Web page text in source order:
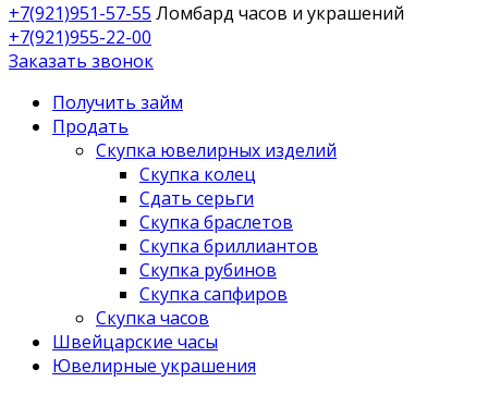
+7(921)951-57-55 Ломбард часов и украшений
+7(921)955-22-00
Заказать звонок
Получить займ
Продать
Скупка ювелирных изделий
Скупка колец
Сдать серьги
Скупка браслетов
Скупка бриллиантов
Скупка рубинов
Скупка сапфиров
Скупка часов
Швейцарские часы
Ювелирные украшения